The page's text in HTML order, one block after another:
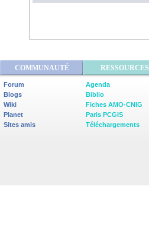
COMMUNAUTÉ RESSOURCES
Forum
Blogs
Wiki
Planet
Sites amis
Agenda
Biblio
Fiches AMO-CNIG
Paris PCGIS
Téléchargements